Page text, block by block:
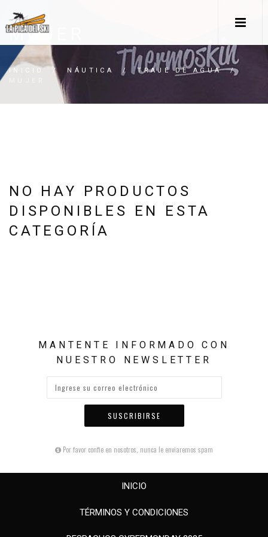
MUJER
INICIO / NÁUTICA /TRAJE DE AGUA/
NO HAY PRODUCTOS
DISPONIBLES EN ESTA
CATEGORÍA
MANTENTE INFORMADO CON
NUESTRO NEWSLETTER
SUSCRIBIRSE
Por favor confie en nosotros, nunca le enviaremos spam
INICIO
TÉRMINOS Y CONDICIONES